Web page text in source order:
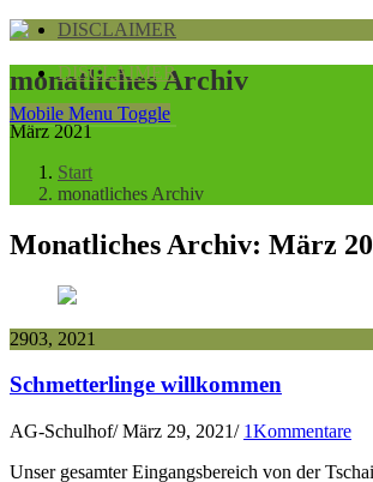
DISCLAIMER
Mobile Menu Toggle
DISCLAIMER
monatliches Archiv
März 2021
Start
monatliches Archiv
Monatliches Archiv: März
2903, 2021
Schmetterlinge willkommen
AG-Schulhof/ März 29, 2021/ 1Kommentare
Unser gesamter Eingangsbereich von der